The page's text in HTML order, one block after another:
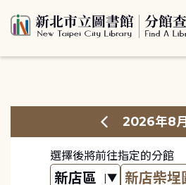
2026年8月
選擇後將前往指定的分館